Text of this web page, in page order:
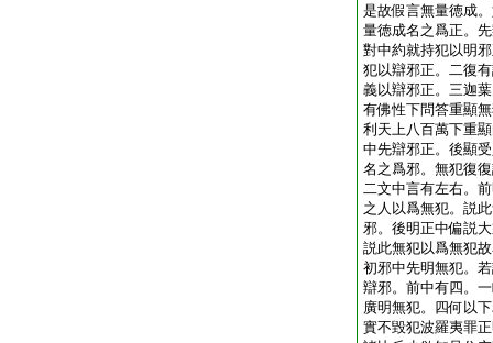
是故假言無量徳成
量徳成名之爲正。
對中約就持犯以明
犯以辯邪正。二復
義以辯邪正。三迦
有佛性下問答重顯
利天上八百萬下重
中先辯邪正。後顯
名之爲邪。無犯復
二文中言有左右。
之人以爲無犯。説
邪。後明正中偏説
説此無犯以爲無犯
初邪中先明無犯。
辯邪。前中有四。
廣明無犯。四何以
實不毀犯波羅夷罪